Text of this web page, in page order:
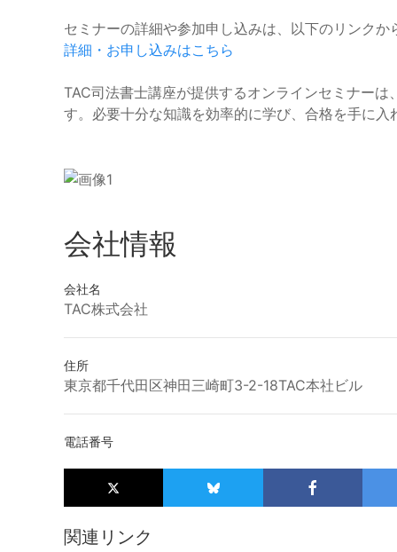
セミナーの詳細や参加申し込みは、以下のリンクか
詳細・お申し込みはこちら
TAC司法書士講座が提供するオンラインセミナー
す。必要十分な知識を効率的に学び、合格を手に
会社情報
会社名
TAC株式会社
住所
東京都千代田区神田三崎町3-2-18TAC本社ビル
電話番号
関連リンク